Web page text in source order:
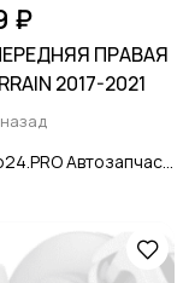
₽
ПРАВАЯ
2017-2021
Auto24.PRO Автозапчасти